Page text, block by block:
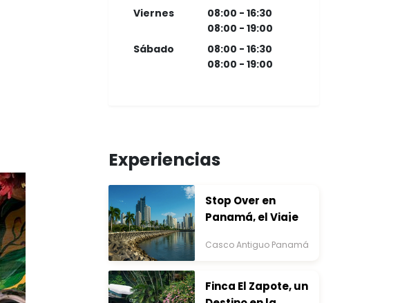
Viernes
08:00 - 16:30
08:00 - 19:00
Sábado
08:00 - 16:30
08:00 - 19:00
Experiencias
Stop Over en
Panamá, el Viaje
Destino
Casco Antiguo Panamá
Finca El Zapote, un